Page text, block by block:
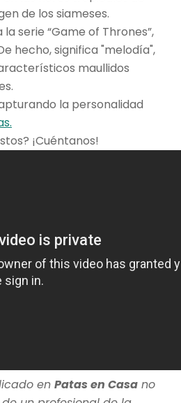
de los siameses.
serie “Game of Thrones”,
hecho, significa "melodía",
maullidos
la personalidad
¡Cuéntanos!
en Patas en Casa no